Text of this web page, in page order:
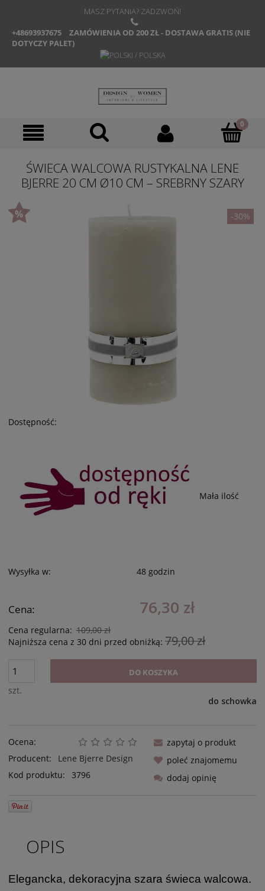
MASZ PYTANIA? ZADZWOŃ!
+48693937675
ZAMÓWIENIA OD 200 ZŁ - DOSTAWA GRATIS (NIE
DOTYCZY PALET)
ŚWIECA WALCOWA RUSTYKALNA LENE
BJERRE 20 CM Ø10 CM – SREBRNY SZARY
-30%
Dostępność:
Mała ilość
Wysyłka w: 48 godzin
Cena: 76,30 zł
Cena regularna: 109,00 zł
Najniższa cena z 30 dni przed obniżką: 79,00 zł
szt.
DO KOSZYKA
do schowka
Ocena:
Producent:
Lene Bjerre Design
Kod produktu:
3796
zapytaj o produkt
poleć znajomemu
dodaj opinię
OPIS
Elegancka, dekoracyjna szara świeca walcowa.